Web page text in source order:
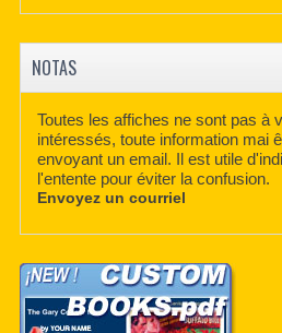
NOTAS
Toutes les affiches ne sont pas à
intéressés, toute information mai
envoyant un email. Il est utile
l'entente pour éviter la confusion.
Envoyez un courriel